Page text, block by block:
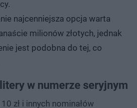
najcenniejsza opcja warta
milionów złotych, jednak
jest podobna do tej, co
w numerze seryjnym
zł i innych nominałów